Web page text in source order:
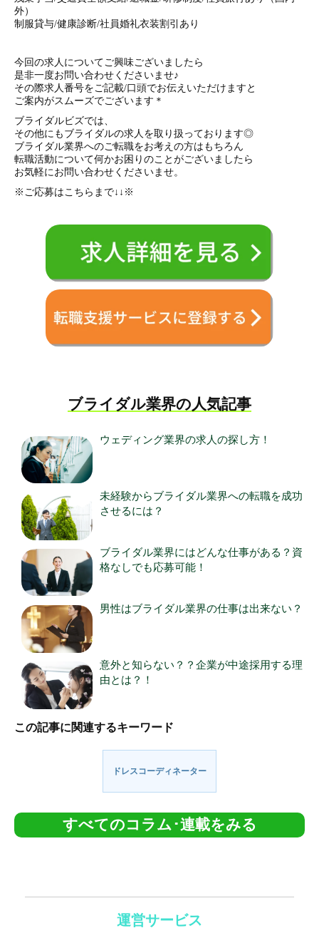
外）
制服貸与/健康診断/社員婚礼衣装割引あり
今回の求人についてご興味ございましたら
是非一度お問い合わせくださいませ♪
その際求人番号をご記載/口頭でお伝えいただけますと
ご案内がスムーズでございます＊
ブライダルビズでは、
その他にもブライダルの求人を取り扱っております◎
ブライダル業界へのご転職をお考えの方はもちろん
転職活動について何かお困りのことがございましたら
お気軽にお問い合わせくださいませ。
※ご応募はこちらまで↓↓※
ブライダル業界の人気記事
ウェディング業界の求人の探し方！
未経験からブライダル業界への転職を成功
させるには？
ブライダル業界にはどんな仕事がある？資
格なしでも応募可能！
男性はブライダル業界の仕事は出来ない？
意外と知らない？？企業が中途採用する理
由とは？！
この記事に関連するキーワード
ドレスコーディネーター
すべてのコラム･連載をみる
運営サービス